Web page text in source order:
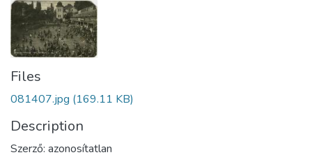
Files
081407.jpg (169.11 KB)
Description
Szerző: azonosítatlan